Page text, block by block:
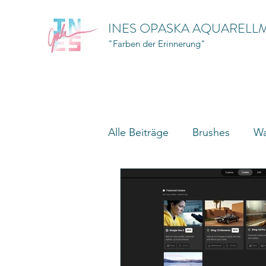
INES OPASKA
"Farben der Erinnerung"
Alle Beiträge Brushes